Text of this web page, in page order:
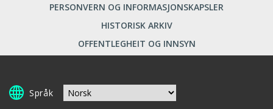
PERSONVERN OG INFORMASJONSKAPSLER
HISTORISK ARKIV
OFFENTLEGHEIT OG INNSYN
Språk